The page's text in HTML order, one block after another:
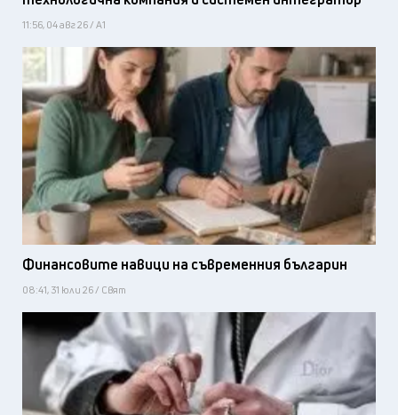
11:56, 04 авг 26 / А1
Финансовите навици на съвременния българин
08:41, 31 юли 26 / Свят